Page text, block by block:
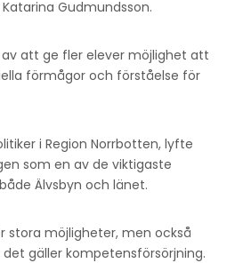
Gudmundsson.
att ge fler elever möjlighet att
förmågor och förståelse för
i Region Norrbotten, lyfte
som en av de viktigaste
Älvsbyn och länet.
stora möjligheter, men också
gäller kompetensförsörjning.